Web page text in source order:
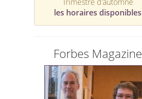
les horaires disponibles
Forbes Magazine